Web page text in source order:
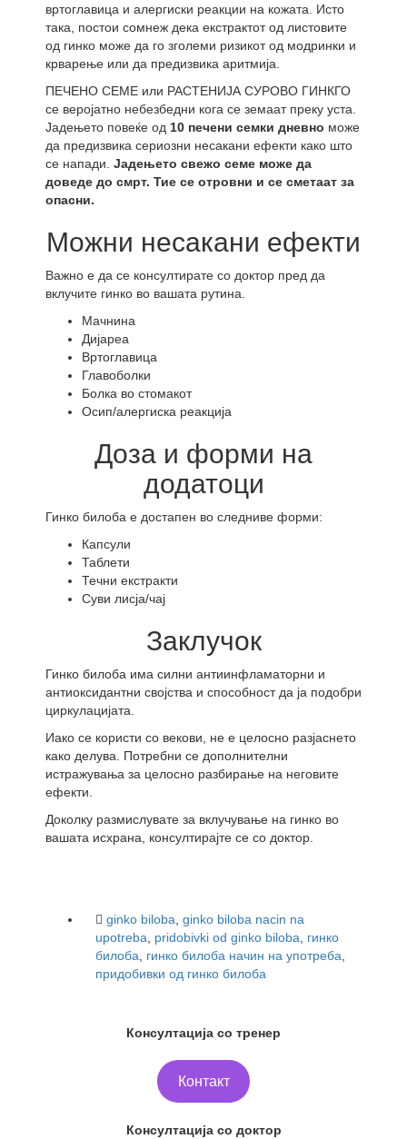
вртоглавица и алергиски реакции на кожата. Исто
така, постои сомнеж дека екстрактот од листовите
од гинко може да го зголеми ризикот од модринки и
крварење или да предизвика аритмија.
ПЕЧЕНО СЕМЕ или РАСТЕНИЈА СУРОВО ГИНКГО
се веројатно небезбедни кога се земаат преку уста.
Јадењето повеќе од 10 печени семки дневно може
да предизвика сериозни несакани ефекти како што
се напади. Јадењето свежо семе може да
доведе до смрт. Тие се отровни и се сметаат за
опасни.
Можни несакани ефекти
Важно е да се консултирате со доктор пред да
вклучите гинко во вашата рутина.
Мачнина
Дијареа
Вртоглавица
Главоболки
Болка во стомакот
Осип/алергиска реакција
Доза и форми на
додатоци
Гинко билоба е достапен во следниве форми:
Капсули
Таблети
Течни екстракти
Суви лисја/чај
Заклучок
Гинко билоба има силни антиинфламаторни и
антиоксидантни својства и способност да ја подобри
циркулацијата.
Иако се користи со векови, не е целосно разјаснето
како делува. Потребни се дополнителни
истражувања за целосно разбирање на неговите
ефекти.
Доколку размислувате за вклучување на гинко во
вашата исхрана, консултирајте се со доктор.
ginko biloba, ginko biloba nacin na
upotreba, pridobivki od ginko biloba, гинко
билоба, гинко билоба начин на употреба,
придобивки од гинко билоба
Консултација со тренер
Контакт
Консултација со доктор